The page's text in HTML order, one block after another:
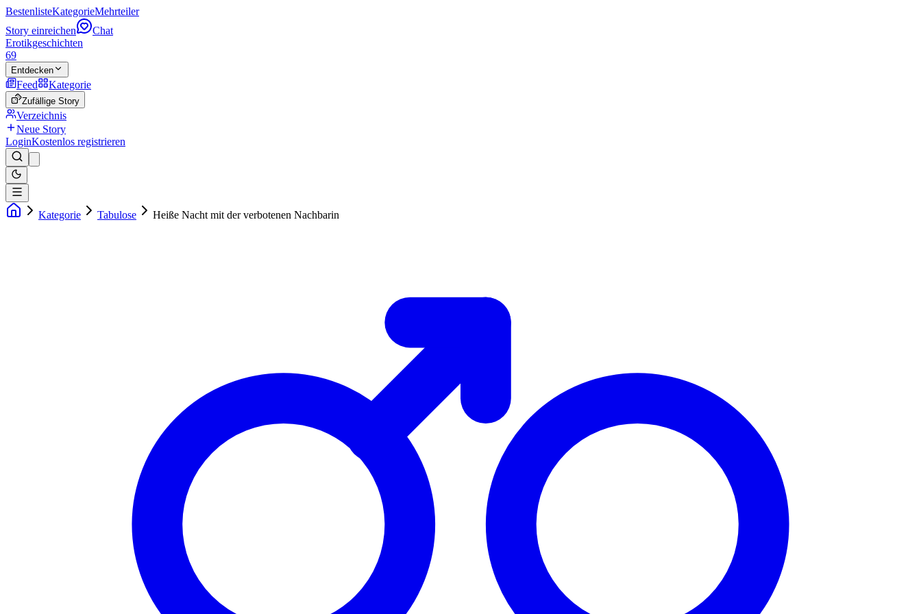
BestenlisteKategorieMehrteiler
Story einreichen
Chat
Erotikgeschichten
69
Entdecken
Feed Kategorie
Zufällige Story
Verzeichnis
Neue Story
LoginKostenlos registrieren
Kategorie Tabulose Heiße Nacht mit der verbotenen Nachbarin